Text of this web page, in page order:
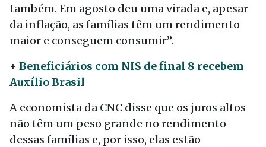
também. Em agosto deu uma virada e, apesar
da inflação, as famílias têm um rendimento
maior e conseguem consumir”.
+ Beneficiários com NIS de final 8 recebem
Auxílio Brasil
A economista da CNC disse que os juros altos
não têm um peso grande no rendimento
dessas famílias e, por isso, elas estão